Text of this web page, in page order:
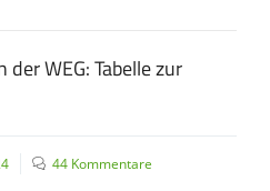
WEG: Tabelle zur
44 Kommentare